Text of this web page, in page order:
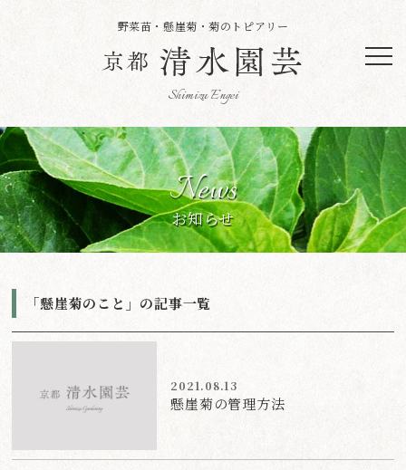
野菜苗・懸崖菊・菊のトピアリー
News
お知らせ
「懸崖菊のこと」の記事一覧
2021.08.13
懸崖菊の管理方法